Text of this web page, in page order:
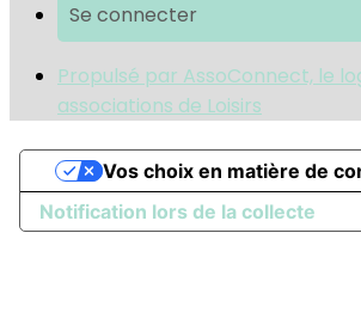
Se connecter
Propulsé par AssoConnect, le
associations de Loisirs
Notification lors de la collecte
Vos choix en matière de